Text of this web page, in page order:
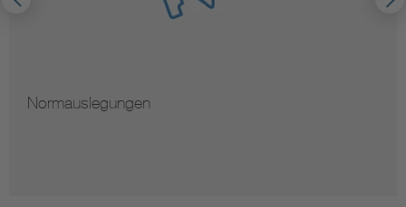
Normauslegungen